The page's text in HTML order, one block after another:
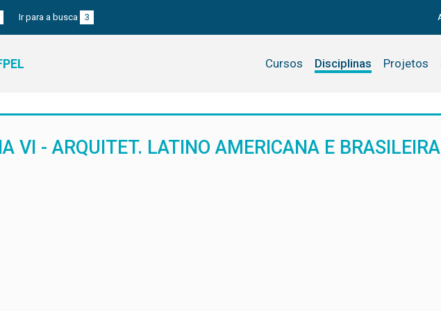
Ir para a busca 3
Cursos Disciplinas Projetos
VI - ARQUITET. LATINO AMERICANA E BRASILEIRA